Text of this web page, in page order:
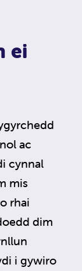
ei
ac
cynnal
mis
rhai
dim
i gywiro